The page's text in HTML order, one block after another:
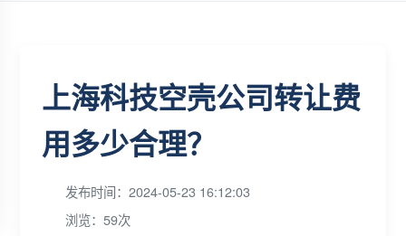
上海科技空壳公司转让费
用多少合理？
发布时间：2024-05-23 16:12:03
浏览：59次